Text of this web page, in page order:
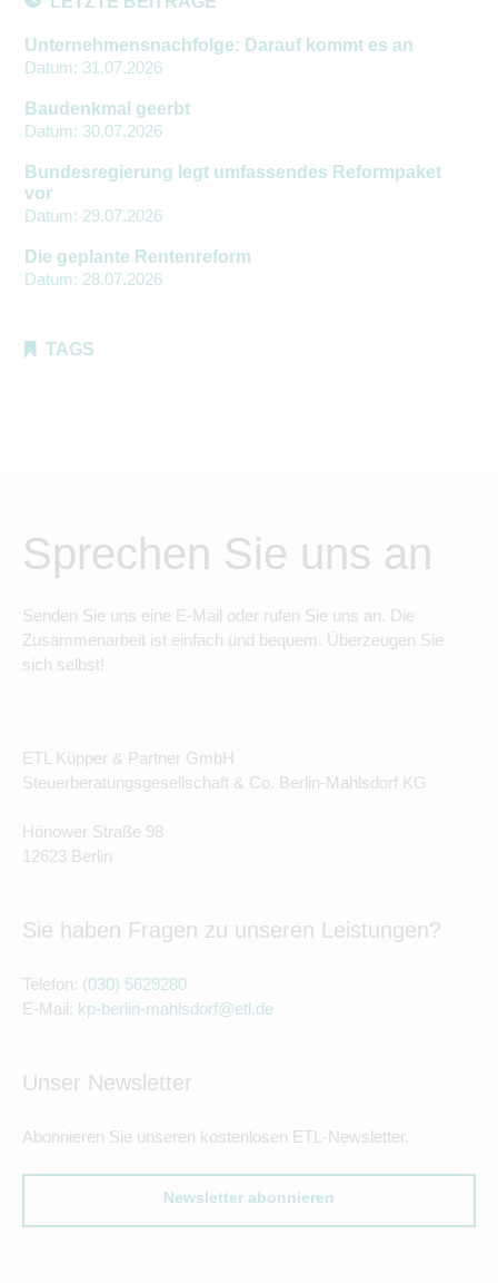
Unternehmensnachfolge: Darauf kommt es an
Datum: 31.07.2026
Baudenkmal geerbt
Datum: 30.07.2026
Bundesregierung legt umfassendes Reformpaket
vor
Datum: 29.07.2026
Die geplante Rentenreform
Datum: 28.07.2026
TAGS
Sprechen Sie uns an
Senden Sie uns eine E-Mail oder rufen Sie uns an. Die
Zusammenarbeit ist einfach und bequem. Überzeugen Sie
sich selbst!
ETL Küpper & Partner GmbH
Steuerberatungsgesellschaft & Co. Berlin-Mahlsdorf KG
Hönower Straße 98
12623 Berlin
Sie haben Fragen zu unseren Leistungen?
Telefon: (030) 5629280
E-Mail: kp-berlin-mahlsdorf@etl.de
Unser Newsletter
Abonnieren Sie unseren kostenlosen ETL-Newsletter.
Newsletter abonnieren